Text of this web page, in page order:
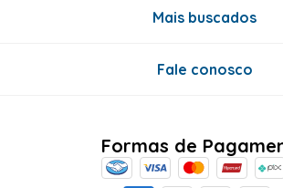
Mais buscados
Fale conosco
Formas de